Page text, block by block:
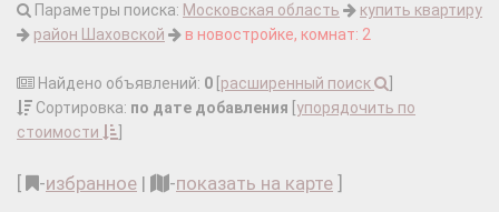
Параметры поиска: Московская область
купить квартиру
район Шаховской
в новостройке, комнат: 2
Найдено объявлений: 0 расширенный поиск
Сортировка: по дате добавления упорядочить по
стоимости
-избранное | -показать на карте